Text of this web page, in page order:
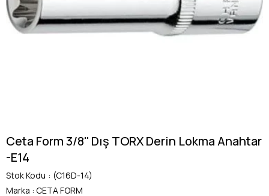
Ceta Form 3/8'' Dış TORX Derin Lokma Anahtar
-E14
Stok Kodu
(C16D-14)
Marka : CETA FORM